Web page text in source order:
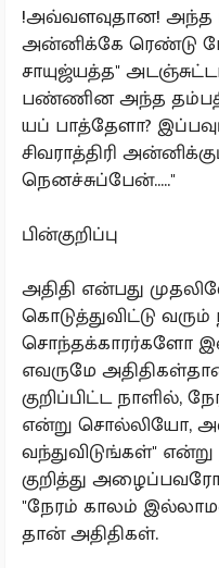
!அவ்வளவுதான! அந்த
அன்னிக்கே ரெண்டு
சாயுஜ்யத்த"
பண்ணின அந்த
யப் பாத்தேளா?
சிவராத்திரி
நெனச்சுப்பேன்....."
பின்குறிப்பு
அதிதி என்பது
கொடுத்துவிட்டு
சொந்தக்காரர்களோ
எவருமே
குறிப்பிட்ட நாளில்,
என்று சொல்லியோ,
வந்துவிடுங்கள்"
குறித்து
"நேரம் காலம்
தான் அதிதிகள்.